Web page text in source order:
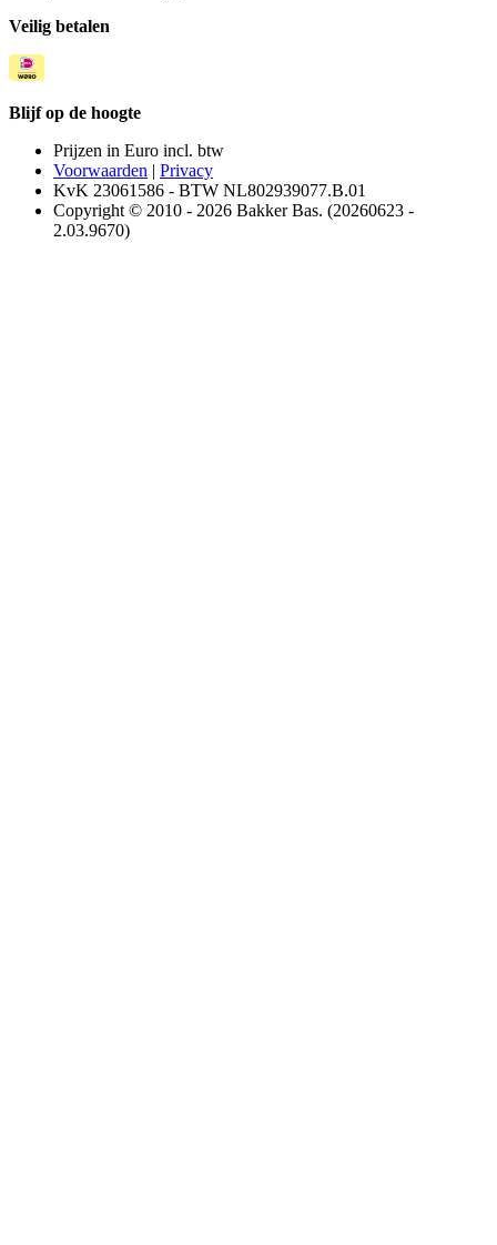
Veilig betalen
Blijf op de hoogte
Prijzen in Euro incl. btw
Voorwaarden | Privacy
KvK 23061586 - BTW NL802939077.B.01
Copyright © 2010 - 2026 Bakker Bas. (20260623 -
2.03.9670)